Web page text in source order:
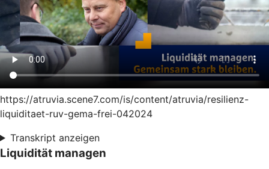
https://atruvia.scene7.com/is/content/atruvia/resilienz-
liquiditaet-ruv-gema-frei-042024
Transkript anzeigen
Liquidität managen